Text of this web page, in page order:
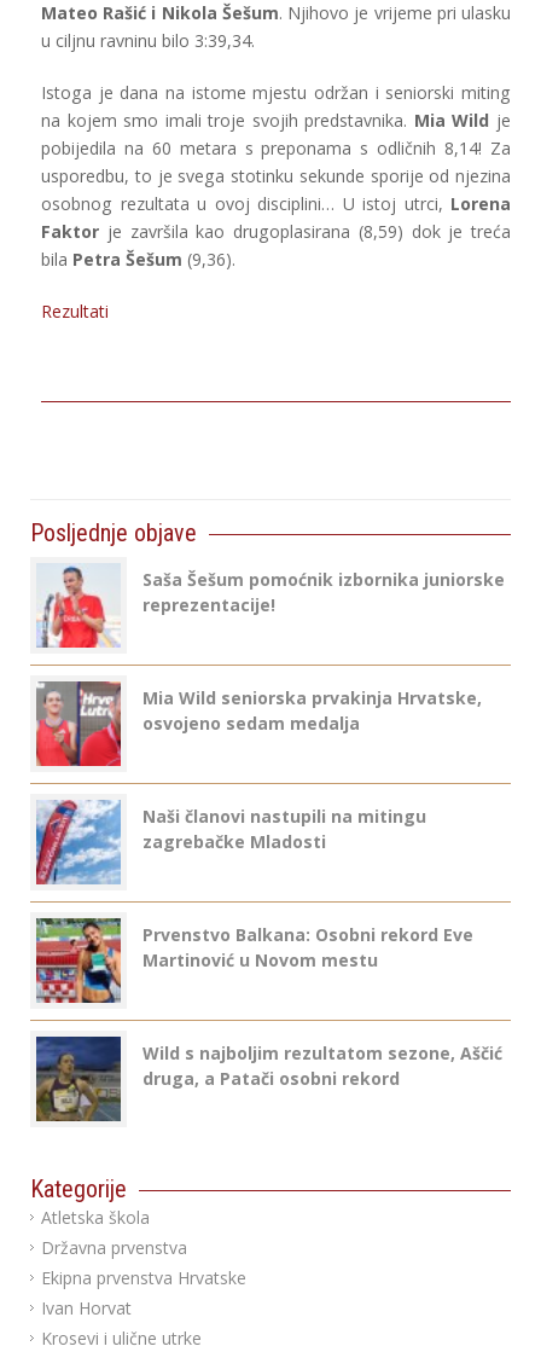
Mateo Rašić i Nikola Šešum. Njihovo je vrijeme pri ulasku
u ciljnu ravninu bilo 3:39,34.
Istoga je dana na istome mjestu održan i seniorski miting
na kojem smo imali troje svojih predstavnika. Mia Wild je
pobijedila na 60 metara s preponama s odličnih 8,14! Za
usporedbu, to je svega stotinku sekunde sporije od njezina
osobnog rezultata u ovoj disciplini… U istoj utrci, Lorena
Faktor je završila kao drugoplasirana (8,59) dok je treća
bila Petra Šešum (9,36).
Rezultati
Posljednje objave
Saša Šešum pomoćnik izbornika juniorske
reprezentacije!
Mia Wild seniorska prvakinja Hrvatske,
osvojeno sedam medalja
Naši članovi nastupili na mitingu
zagrebačke Mladosti
Prvenstvo Balkana: Osobni rekord Eve
Martinović u Novom mestu
Wild s najboljim rezultatom sezone, Aščić
druga, a Patači osobni rekord
Kategorije
Atletska škola
Državna prvenstva
Ekipna prvenstva Hrvatske
Ivan Horvat
Krosevi i ulične utrke